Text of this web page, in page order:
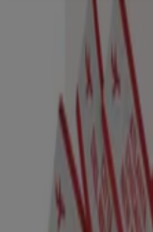
375 m - Rapallo
Carrefour Market
Punti Sprint Payback
Scade il 19/08 375 m - Rapallo
Carrefour Market
Offerte d'estate
Scade il 31/08375 m - Rapallo